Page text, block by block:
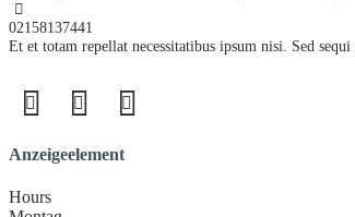
02158137441
Et et totam repellat necessitatibus ipsum nisi. Sed
Anzeigeelement
Hours